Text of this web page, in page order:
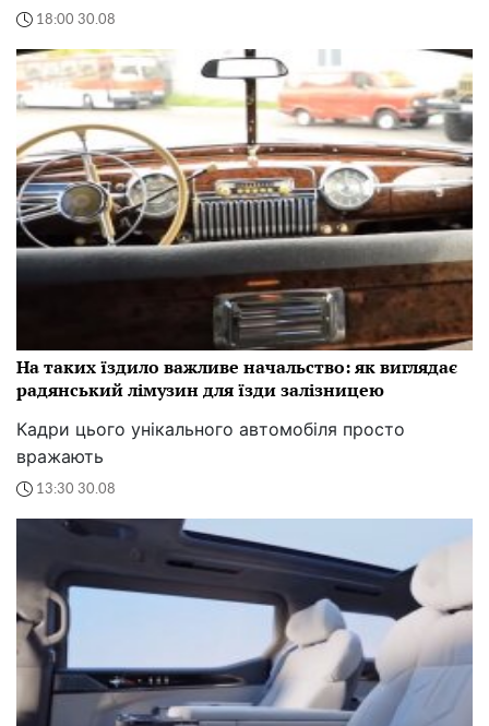
18:00 30.08
На таких їздило важливе начальство: як виглядає
радянський лімузин для їзди залізницею
Кадри цього унікального автомобіля просто
вражають
13:30 30.08